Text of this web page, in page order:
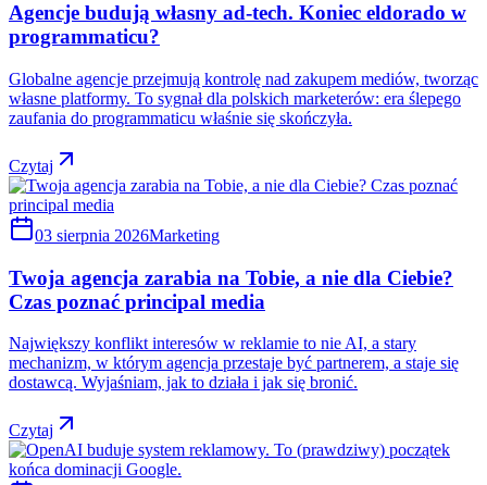
Agencje budują własny ad-tech. Koniec eldorado w
programmaticu?
Globalne agencje przejmują kontrolę nad zakupem mediów, tworząc
własne platformy. To sygnał dla polskich marketerów: era ślepego
zaufania do programmaticu właśnie się skończyła.
Czytaj
03 sierpnia 2026Marketing
Twoja agencja zarabia na Tobie, a nie dla Ciebie?
Czas poznać principal media
Największy konflikt interesów w reklamie to nie AI, a stary
mechanizm, w którym agencja przestaje być partnerem, a staje się
dostawcą. Wyjaśniam, jak to działa i jak się bronić.
Czytaj